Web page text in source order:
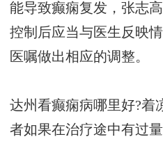
能导致癫痫复发， 张志
控制后应当与医生反映
医嘱做出相应的调整。
达州看癫痫病哪里好?着
者如果在治疗途中有过